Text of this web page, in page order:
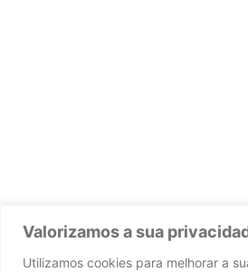
Valorizamos a sua
Utilizamos cookies para melhorar a